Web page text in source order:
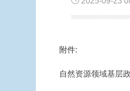
附件:
自然资源领域基层